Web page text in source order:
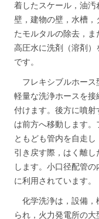
着したスケール，油
壁，建物の壁，水槽，
たモルタルの除去，ま
高圧水に洗剤（溶剤
です。
フレキシブルホー
軽量な洗浄ホースを接
付けます。後方に噴
は前方へ移動します
ともども管内を自走
引き戻す際，はく離
します。小口径配管
に利用されています。
化学洗浄は，設備
られ，火力発電所の